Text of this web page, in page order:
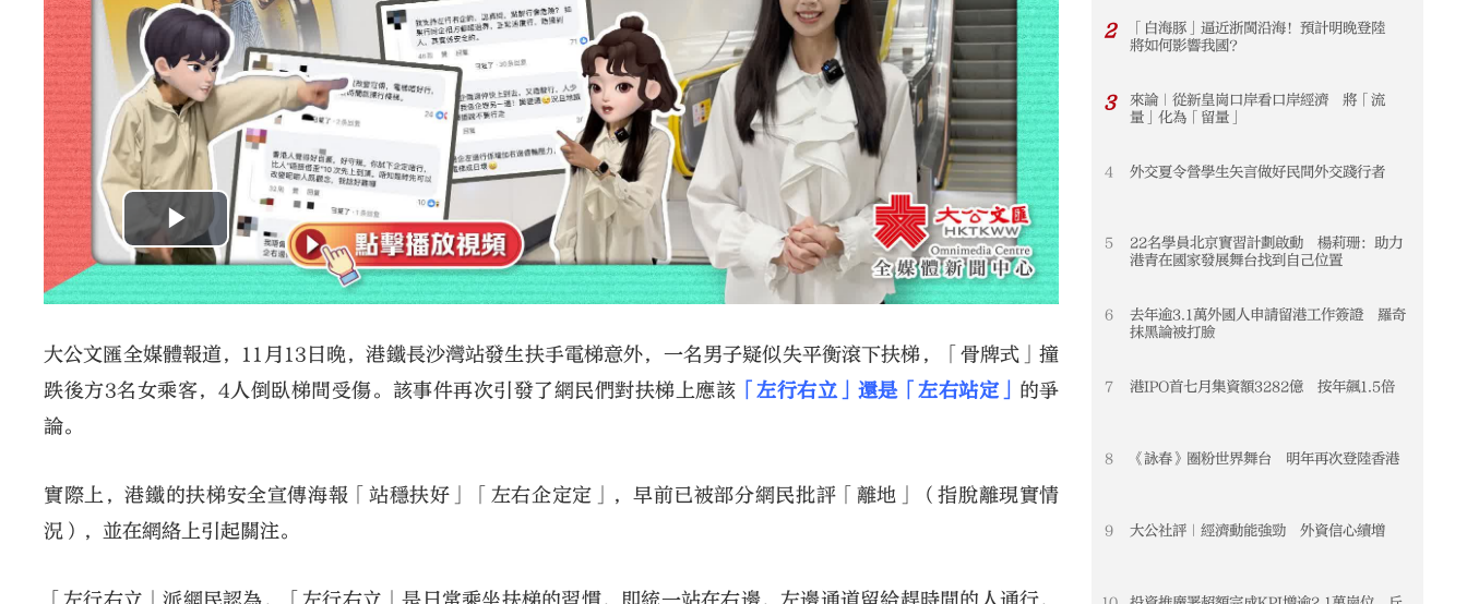
大公文匯全媒體報道，11月13日晚，港鐵長沙灣站發生扶手電梯意外，一名男子疑似失平衡滾下扶梯，「骨牌式」撞
跌後方3名女乘客，4人倒臥梯間受傷。該事件再次引發了網民們對扶梯上應該 「左行右立」還是「左右站定」 的爭
論。
實際上，港鐵的扶梯安全宣傳海報「站穩扶好」「左右企定定」，早前已被部分網民批評「離地」（指脫離現實情
況），並在網絡上引起關注。
2
「白海豚」逼近浙閩沿海！預計明晚登陸
將如何影響我國？
3
來論｜從新皇崗口岸看口岸經濟 將「流
量」化為「留量」
4 外交夏令營學生矢言做好民間外交踐行者
5
22名學員北京實習計劃啟動 楊莉珊：助力
港青在國家發展舞台找到自己位置
6
去年逾3.1萬外國人申請留港工作簽證 羅奇
抹黑論被打臉
7 港IPO首七月集資額3282億 按年飆1.5倍
8 《詠春》圈粉世界舞台 明年再次登陸香港
9 大公社評｜經濟動能強勁 外資信心續增